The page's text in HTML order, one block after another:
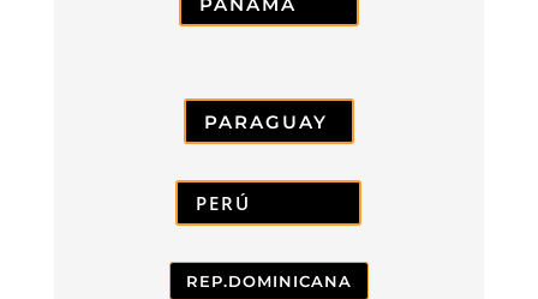
PARAGUAY
PERÚ
REP.DOMINICANA